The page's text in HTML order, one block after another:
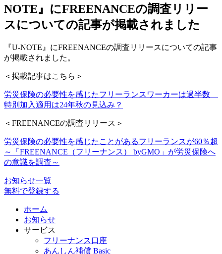
NOTE』にFREENANCEの調査リリー
スについての記事が掲載されました
『U-NOTE』にFREENANCEの調査リリースについての記事
が掲載されました。
＜掲載記事はこちら＞
労災保険の必要性を感じたフリーランスワーカーは過半数
特別加入適用は24年秋の見込み？
＜FREENANCEの調査リリース＞
労災保険の必要性を感じたことがあるフリーランスが60％超
～「FREENANCE（フリーナンス） byGMO」が労災保険へ
の意識を調査～
お知らせ一覧
無料で登録する
ホーム
お知らせ
サービス
フリーナンス口座
あんしん補償 Basic